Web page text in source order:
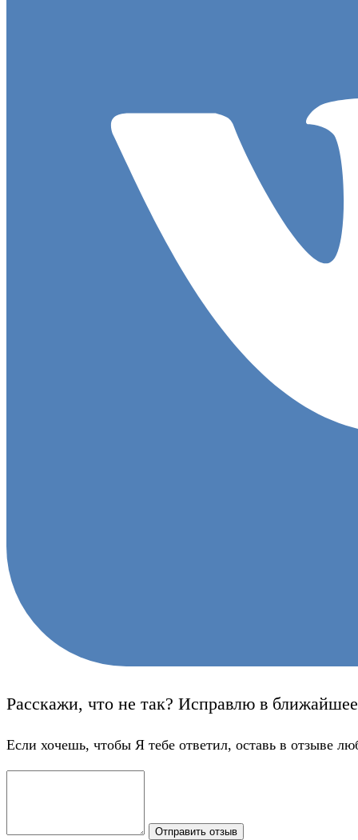
Расскажи, что не так? Исправлю в
Если хочешь, чтобы Я тебе ответил, оставь в отзыве
Отправить отзыв